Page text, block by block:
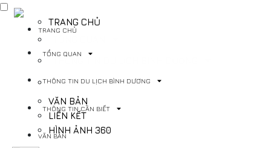
TRANG CHỦ
THÔNG TIN CẦN BIẾT
VĂN BẢN
LIÊN KẾT
HÌNH ẢNH 360
TRANG CHỦ
TỔNG QUAN
THÔNG TIN DU LỊCH BÌNH DƯƠNG
THÔNG TIN CẦN BIẾT
VĂN BẢN